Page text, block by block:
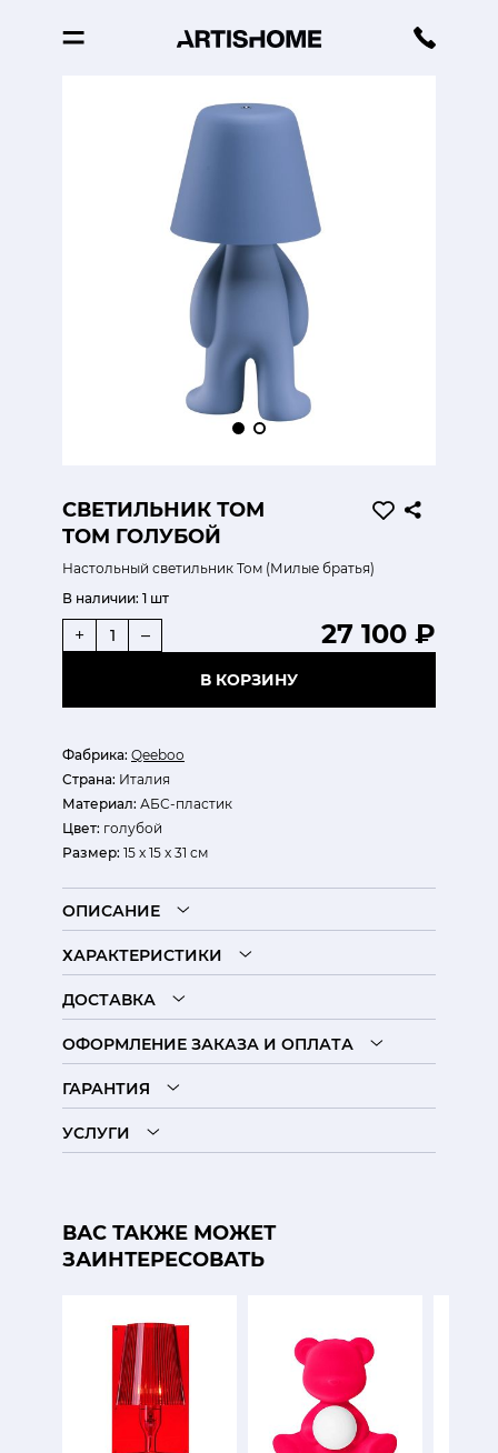
CВЕТИЛЬНИК ТОМ
TOM ГОЛУБОЙ
Настольный светильник Том (Милые братья)
Фабрика: Qeeboo
Страна: Италия
Материал: АБС-пластик
Цвет: голубой
Размер: 15 x 15 x 31 см
В наличии: 1 шт
27 100 ₽
+ –
В КОРЗИНУ
ОПИСАНИЕ
ХАРАКТЕРИСТИКИ
ДОСТАВКА
ОФОРМЛЕНИЕ ЗАКАЗА И ОПЛАТА
ГАРАНТИЯ
УСЛУГИ
ВАС ТАКЖЕ МОЖЕТ
ЗАИНТЕРЕСОВАТЬ